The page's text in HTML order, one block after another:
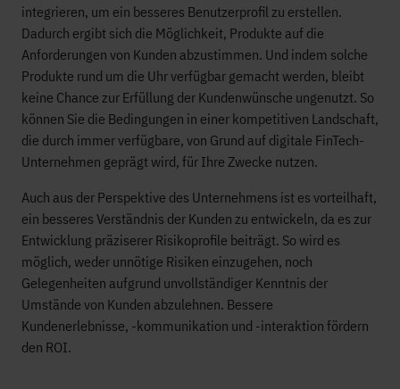
integrieren, um ein besseres Benutzerprofil zu erstellen.
Dadurch ergibt sich die Möglichkeit, Produkte auf die
Anforderungen von Kunden abzustimmen. Und indem solche
Produkte rund um die Uhr verfügbar gemacht werden, bleibt
keine Chance zur Erfüllung der Kundenwünsche ungenutzt. So
können Sie die Bedingungen in einer kompetitiven Landschaft,
die durch immer verfügbare, von Grund auf digitale FinTech-
Unternehmen geprägt wird, für Ihre Zwecke nutzen.
Auch aus der Perspektive des Unternehmens ist es vorteilhaft,
ein besseres Verständnis der Kunden zu entwickeln, da es zur
Entwicklung präziserer Risikoprofile beiträgt. So wird es
möglich, weder unnötige Risiken einzugehen, noch
Gelegenheiten aufgrund unvollständiger Kenntnis der
Umstände von Kunden abzulehnen. Bessere
Kundenerlebnisse, -kommunikation und -interaktion fördern
den ROI.